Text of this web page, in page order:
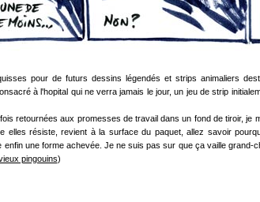
pour de futurs dessins légendés et strips animaliers
à l'hopital qui ne verra jamais le jour, un jeu de strip
retournées aux promesses de travail dans un fond de tiroir, je
elles résiste, revient à la surface du paquet, allez savoir
une forme achevée. Je ne suis pas sur que ça vaille grand-
pingouins)